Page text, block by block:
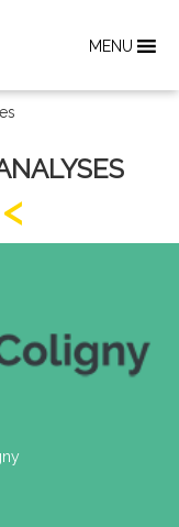
MENU